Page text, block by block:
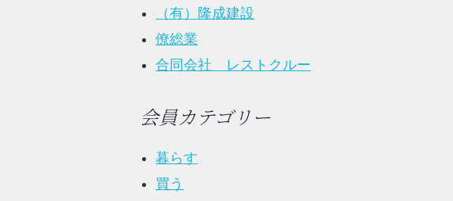
（有）隆成建設
僚総業
合同会社 レストクルー
会員カテゴリー
暮らす
買う